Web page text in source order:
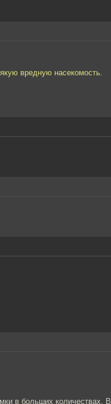
вредную насекомость.
в больших количествах.